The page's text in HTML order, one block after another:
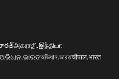
அகராதி.இந்தியா
ଅଭିଧାନ.ଭାରତঅভিধান.ভারতचौपाल.भारत